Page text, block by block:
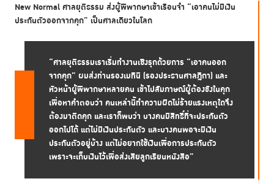
New Normal ศาลยุติธรรม ส่งผู้พิพากษาเข้าเรือนจำ “เอาคนไม่มีเงิน
ประกันตัวออกจากคุก” เป็นศาลเดียวในโลก
“ศาลยุติธรรมเราเริ่มทำงานเชิงรุกด้วยการ “เอาคนออก
จากคุก” ผมส่งท่านรองเมทินี (รองประธานศาลฎีกา) และ
หัวหน้าผู้พิพากษาหลายคน เข้าไปสัมภาษณ์ผู้ต้องขังในคุก
เพื่อหาคำตอบว่า คนเหล่านี้ทำความผิดไม่ร้ายแรงเหตุใดจึง
ต้องมาติดคุก และเราก็พบว่า บางคนมีสิทธิ์ที่จะประกันตัว
ออกไปได้ แต่ไม่มีเงินประกันตัว และบางคนพอจะมีเงิน
ประกันตัวอยู่บ้าง แต่ไม่อยากใช้เงินเพื่อการประกันตัว
เพราะจะเก็บเงินไว้เพื่อส่งเสียลูกเรียนหนังสือ”